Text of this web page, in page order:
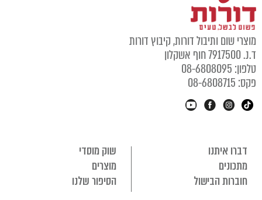
מוצרי שום ותיבול דורות, קיבוץ דורות
ד.נ. 7917500 חוף אשקלון
טלפון: 08-6808095
פקס: 08-6808715
דברו איתנו
שוק מוסדי
מתכונים
מוצרים
חוברות הבישול
הסיפור שלנו